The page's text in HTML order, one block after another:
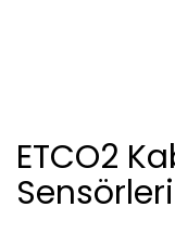
ETCO2
Sensörleri